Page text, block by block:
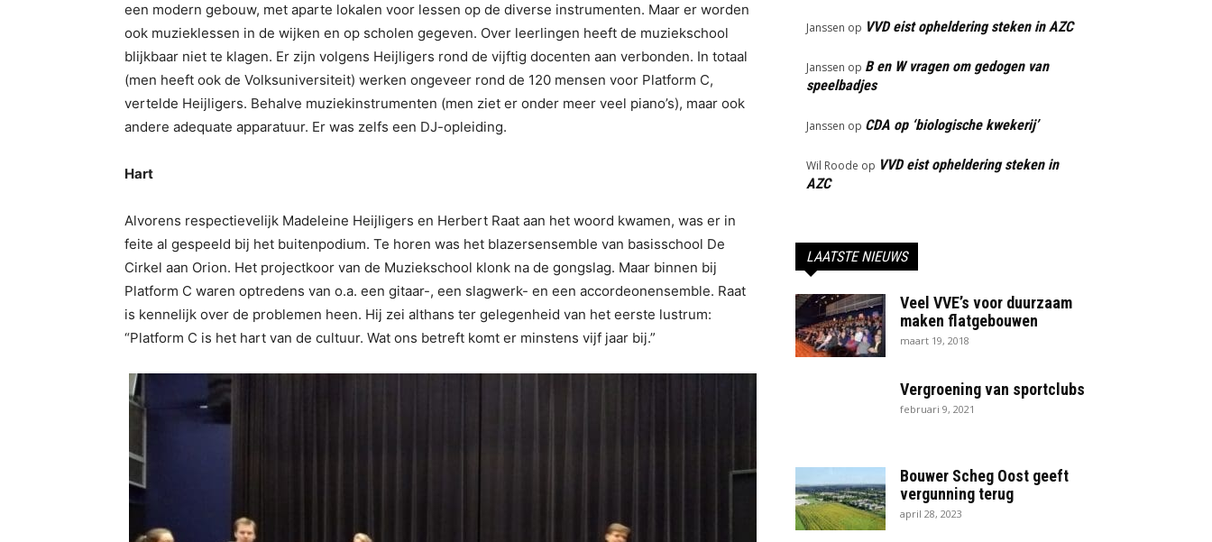
een modern gebouw, met aparte lokalen voor lessen op de diverse instrumenten. Maar er worden
ook muzieklessen in de wijken en op scholen gegeven. Over leerlingen heeft de muziekschool
blijkbaar niet te klagen. Er zijn volgens Heijligers rond de vijftig docenten aan verbonden. In totaal
(men heeft ook de Volksuniversiteit) werken ongeveer rond de 120 mensen voor Platform C,
vertelde Heijligers. Behalve muziekinstrumenten (men ziet er onder meer veel piano’s), maar ook
andere adequate apparatuur. Er was zelfs een DJ-opleiding.
Hart
Alvorens respectievelijk Madeleine Heijligers en Herbert Raat aan het woord kwamen, was er in
feite al gespeeld bij het buitenpodium. Te horen was het blazersensemble van basisschool De
Cirkel aan Orion. Het projectkoor van de Muziekschool klonk na de gongslag. Maar binnen bij
Platform C waren optredens van o.a. een gitaar-, een slagwerk- en een accordeonensemble. Raat
is kennelijk over de problemen heen. Hij zei althans ter gelegenheid van het eerste lustrum:
“Platform C is het hart van de cultuur. Wat ons betreft komt er minstens vijf jaar bij.”
Janssen op VVD eist opheldering steken in AZC
Janssen op B en W vragen om gedogen van
speelbadjes
Janssen op CDA op ‘biologische kwekerij’
Wil Roode op VVD eist opheldering steken in
AZC
LAATSTE NIEUWS
Veel VVE’s voor duurzaam
maken flatgebouwen
maart 19, 2018
Vergroening van sportclubs
februari 9, 2021
Bouwer Scheg Oost geeft
vergunning terug
april 28, 2023